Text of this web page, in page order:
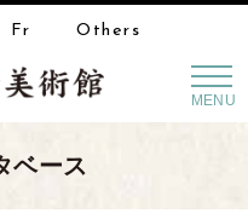
Fr Others
MENU
ベース